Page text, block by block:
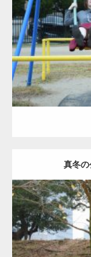
Category:公園のマ
ダウ
真冬の
Category:公園のマ